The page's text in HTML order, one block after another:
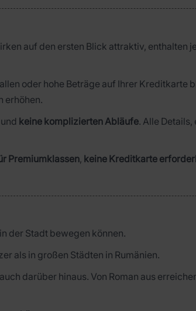
auf den ersten Blick attraktiv, enthalten
oder hohe Beträge auf Ihrer Kreditkarte
erhöhen.
und keine komplizierten Abläufe. Alle
Premiumklassen, keine Kreditkarte
der Stadt bewegen können.
als in großen Städten in Rumänien.
darüber hinaus. Von Roman aus